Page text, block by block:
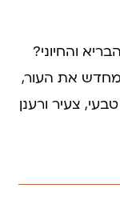
והחיוני?
מחדש את העור,
צעיר ורענן